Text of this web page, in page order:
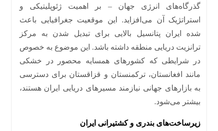
گذرگاه‌های انرژی جهان– بر اهمیت ژئوپلیتیکی و
استراتژیک آن می‌افزاید.
این موقعیت جغرافیایی باعث
شده ایران پتانسیل بالایی برای تبدیل‌ شدن به مرکز
ترانزیت دریایی منطقه داشته باشد. این موضوع به خصوص
در شرایطی که کشورهای همسایه محصور در خشکی
مانند افغانستان، ترکمنستان و قزاقستان برای دسترسی
به بازارهای جهانی نیازمند مسیرهای دریایی ایران هستند،
بیشتر می‌شود.
زیرساخت‌های بندری و کشتیرانی ایران